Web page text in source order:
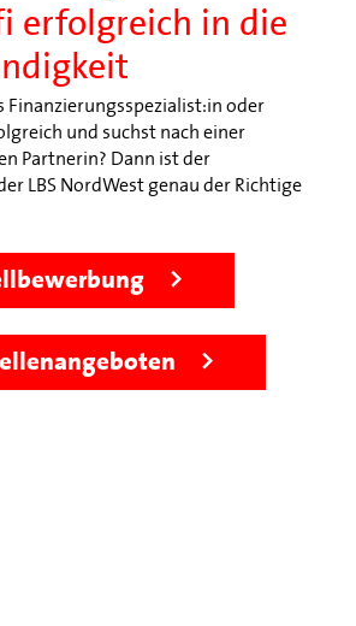
erfolgreich in die
Finanzierungsspezialist:in oder
und suchst nach einer
Partnerin? Dann ist der
LBS NordWest genau der Richtige